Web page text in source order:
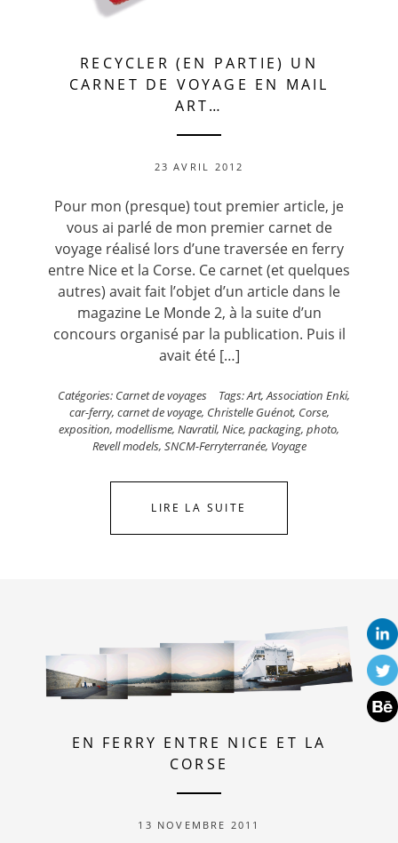
RECYCLER (EN PARTIE) UN
CARNET DE VOYAGE EN MAIL
ART…
23 AVRIL 2012
Pour mon (presque) tout premier article, je
vous ai parlé de mon premier carnet de
voyage réalisé lors d’une traversée en ferry
entre Nice et la Corse. Ce carnet (et quelques
autres) avait fait l’objet d’un article dans le
magazine Le Monde 2, à la suite d’un
concours organisé par la publication. Puis il
avait été […]
Catégories: Carnet de voyages Tags:Art,Association Enki,
car-ferry, carnet de voyage, Christelle Guénot, Corse,
exposition, modellisme, Navratil, Nice, packaging, photo,
Revell models, SNCM-Ferryterranée, Voyage
LIRE LA SUITE
EN FERRY ENTRE NICE ET LA
CORSE
13 NOVEMBRE 2011